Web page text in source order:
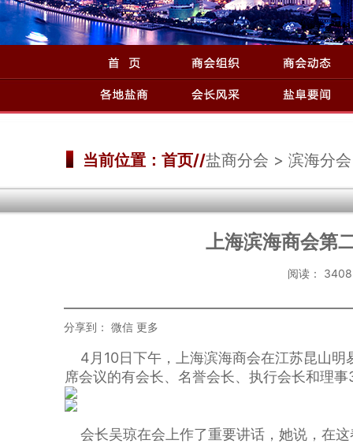
当前位置：首页//盐商分会 > 滨海分会
上海滨海商会第
阅读：
分享到： 微信 更多
4月10日下午，上海滨海商会在江苏昆山
席会议的有会长、名誉会长、执行会长和理
会长吴琼在会上作了重要讲话，她说，在